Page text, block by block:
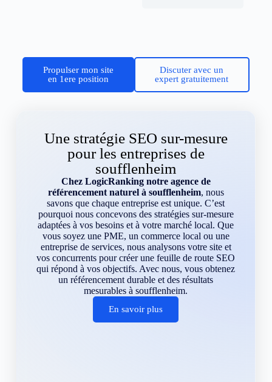
Propulser mon site
en 1ere position
Discuter avec un
expert gratuitement
Une stratégie SEO sur-mesure
pour les entreprises de
soufflenheim
Chez LogicRanking notre agence de
référencement naturel à soufflenheim, nous
savons que chaque entreprise est unique. C’est
pourquoi nous concevons des stratégies sur-mesure
adaptées à vos besoins et à votre marché local. Que
vous soyez une PME, un commerce local ou une
entreprise de services, nous analysons votre site et
vos concurrents pour créer une feuille de route SEO
qui répond à vos objectifs. Avec nous, vous obtenez
un référencement durable et des résultats
mesurables à soufflenheim.
En savoir plus